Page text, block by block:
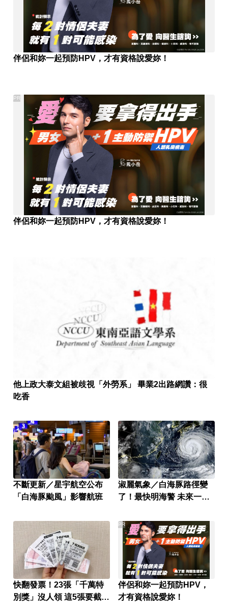
伴侶和妳一起預防HPV，才有資格說愛妳！
伴侶和妳一起預防HPV，才有資格說愛妳！
PR
他上政大泰文組被歧視「外勞系」 畢業2出路網讚：很
吃香
不斷更新／星宇航空公布
「白海豚颱風」影響航班
淑麗氣象／白海豚路徑變
了！最快明海警 未來一週
快翻發票！23張「千萬特
別獎」沒人領 這5張要截止
伴侶和妳一起預防HPV，
才有資格說愛妳！
PR